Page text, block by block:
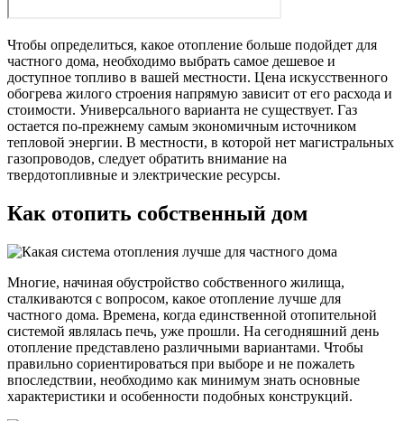
Чтобы определиться, какое отопление больше подойдет для
частного дома, необходимо выбрать самое дешевое и
доступное топливо в вашей местности. Цена искусственного
обогрева жилого строения напрямую зависит от его расхода и
стоимости. Универсального варианта не существует. Газ
остается по-прежнему самым экономичным источником
тепловой энергии. В местности, в которой нет магистральных
газопроводов, следует обратить внимание на
твердотопливные и электрические ресурсы.
Как отопить собственный дом
Многие, начиная обустройство собственного жилища,
сталкиваются с вопросом, какое отопление лучше для
частного дома. Времена, когда единственной отопительной
системой являлась печь, уже прошли. На сегодняшний день
отопление представлено различными вариантами. Чтобы
правильно сориентироваться при выборе и не пожалеть
впоследствии, необходимо как минимум знать основные
характеристики и особенности подобных конструкций.